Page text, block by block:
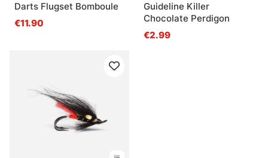
Darts Flugset Bomboule
€11.90
Guideline Killer
Chocolate Perdigon
€2.99